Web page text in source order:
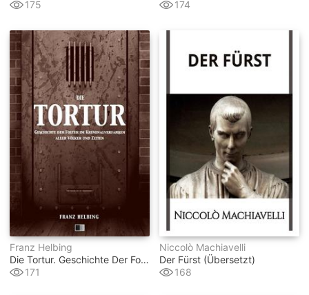
175
174
Franz Helbing
Die Tortur. Geschichte Der Folter Im Kriminalverfahren Aller Völker Und Zeiten.
171
Niccolò Machiavelli
Der Fürst (übersetzt)
168